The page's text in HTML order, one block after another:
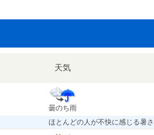
天気
曇のち雨
ほとんどの人が不快に感じる暑さ